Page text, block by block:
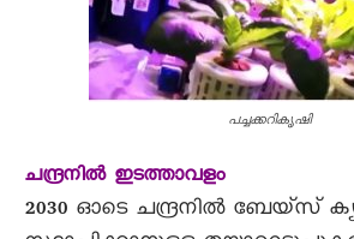
പച്ചക്കറികൃഷി
ചന്ദ്രനിൽ ഇടത്താവളം
2030 ഓടെ ചന്ദ്രനിൽ ബേയ്‌സ്‌